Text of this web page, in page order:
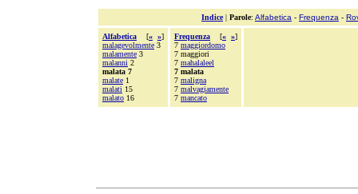
Indice| Parole: Alfabetica - Frequenza -
Alfabetica [« »]
malagevolmente 3
malamente 3
malanni 2
malata 7
malate 1
malati 15
malato 16
Frequenza [« »]
7 maggiordomo
7 maggiori
7 mahalaleel
7 malata
7 maligna
7 malvagiamente
7 mancato